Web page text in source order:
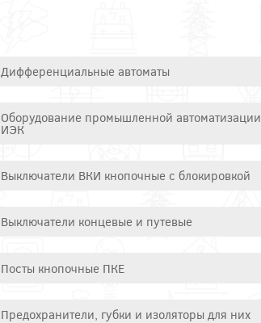
Дифференциальные автоматы
Оборудование промышленной автоматизации
ИЭК
Выключатели ВКИ кнопочные с блокировкой
Выключатели концевые и путевые
Посты кнопочные ПКЕ
Предохранители, губки и изоляторы для них